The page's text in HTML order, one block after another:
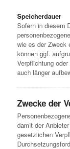
Speicherdauer
Sofern in diesem
wie es der Zweck
können ggf.
Verpflichtung
auch länger
Zwecke der
damit der
gesetzlichen